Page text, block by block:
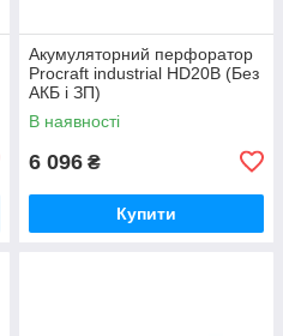
Акумуляторний перфоратор
Procraft industrial HD20B (Без
АКБ і ЗП)
В наявності
6 096 ₴
Купити